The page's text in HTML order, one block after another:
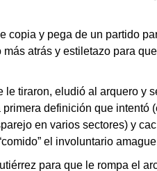
copia y pega de un partido
atrás y estiletazo para
le tiraron, eludió al arquero y
definición que intentó
en varios sectores) y
el involuntario
para que le rompa el